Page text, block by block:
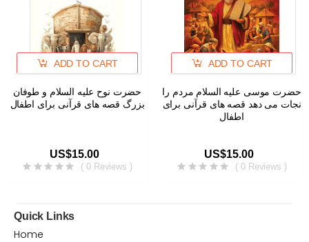
ADD TO CART
حضرت نوح علیه السلام و طوفان
بزرگ قصه های قرآنی برای اطفال
US$15.00
( 0 Reviews )
ADD TO CART
حضرت موسی علیه السلام مردم را
نجات می دهد قصه های قرآنی برای
اطفال
US$15.00
( 0 Reviews )
Quick Links
Home